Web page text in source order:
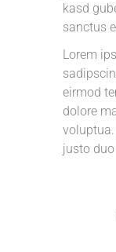
kasd
sanctus
Lorem
eirmod
dolore
justo duo